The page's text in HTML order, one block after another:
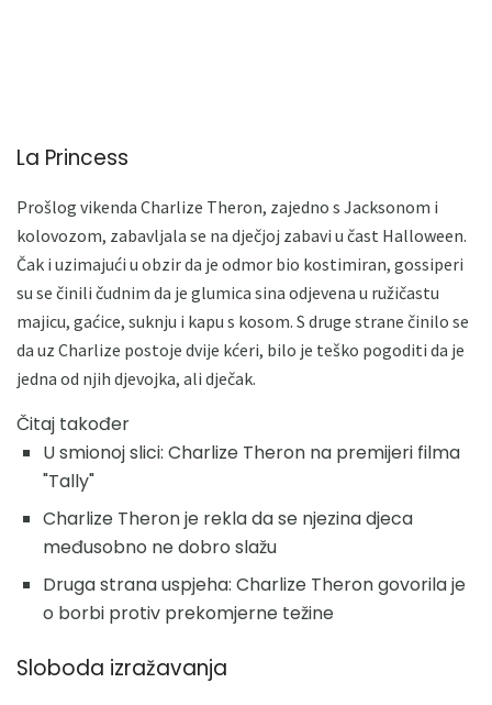
La Princess
Prošlog vikenda Charlize Theron, zajedno s Jacksonom i
kolovozom, zabavljala se na dječjoj zabavi u čast Halloween.
Čak i uzimajući u obzir da je odmor bio kostimiran, gossiperi
su se činili čudnim da je glumica sina odjevena u ružičastu
majicu, gaćice, suknju i kapu s kosom. S druge strane činilo se
da uz Charlize postoje dvije kćeri, bilo je teško pogoditi da je
jedna od njih djevojka, ali dječak.
Čitaj također
U smionoj slici: Charlize Theron na premijeri filma
"Tally"
Charlize Theron je rekla da se njezina djeca
međusobno ne dobro slažu
Druga strana uspjeha: Charlize Theron govorila je
o borbi protiv prekomjerne težine
Sloboda izražavanja